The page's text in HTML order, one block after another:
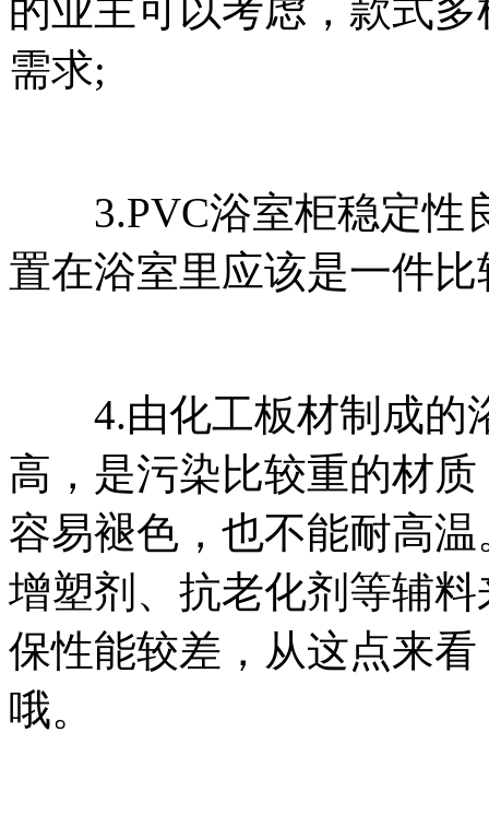
的业主可以考虑，款式
需求;
3.PVC浴室柜稳定性
置在浴室里应该是一件
4.由化工板材制成的
高，是污染比较重的材
容易褪色，也不能耐高
增塑剂、抗老化剂等辅
保性能较差，从这点来
哦。